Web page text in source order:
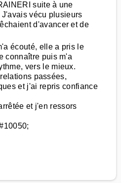
suite à une
vécu plusieurs
d'avancer et de
écouté, elle a pris le
connaître puis m'a
vers le mieux.
passées,
et j'ai repris confiance
et j'en ressors